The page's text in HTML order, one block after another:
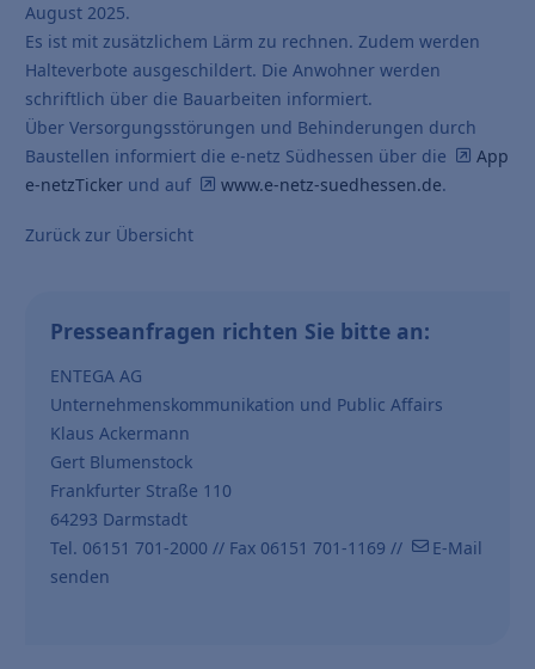
August 2025.
Es ist mit zusätzlichem Lärm zu rechnen. Zudem werden
Halteverbote ausgeschildert. Die Anwohner werden
schriftlich über die Bauarbeiten informiert.
Über Versorgungsstörungen und Behinderungen durch
Baustellen informiert die e-netz Südhessen über die
App
e-netzTicker und auf www.e-netz-suedhessen.de.
Zurück zur Übersicht
Presseanfragen richten Sie bitte an:
ENTEGA AG
Unternehmenskommunikation und Public Affairs
Klaus Ackermann
Gert Blumenstock
Frankfurter Straße 110
64293 Darmstadt
Tel. 06151 701-2000 // Fax 06151 701-1169 //
E-Mail
senden